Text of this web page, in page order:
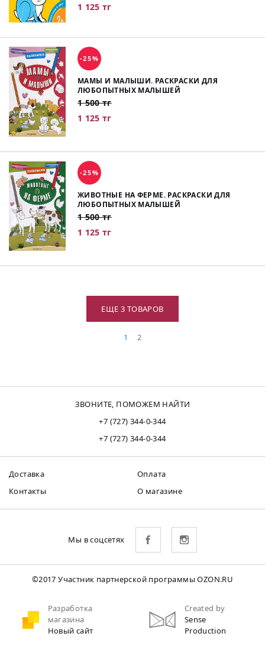
1 125 тг
-25%
МАМЫ И МАЛЫШИ. РАСКРАСКИ ДЛЯ
ЛЮБОПЫТНЫХ МАЛЫШЕЙ
1 500 тг
1 125 тг
-25%
ЖИВОТНЫЕ НА ФЕРМЕ. РАСКРАСКИ ДЛЯ
ЛЮБОПЫТНЫХ МАЛЫШЕЙ
1 500 тг
1 125 тг
ЕЩЕ 3 ТОВАРОВ
1 2
ЗВОНИТЕ, ПОМОЖЕМ НАЙТИ
+7 (727) 344-0-344
+7 (727) 344-0-344
Доставка
Оплата
Контакты
О магазине
Мы в соцсетях
©2017 Участник партнерской программы OZON.RU
Разработка
магазина
Новый сайт
Created by
Sense
Production